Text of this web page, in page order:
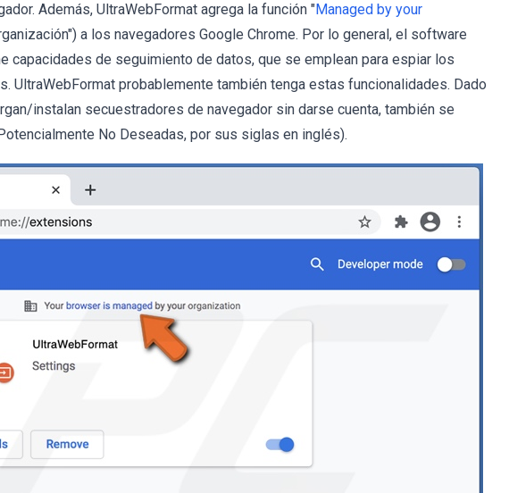
Además, UltraWebFormat agrega la función "Managed by your
a los navegadores Google Chrome. Por lo general, el software
capacidades de seguimiento de datos, que se emplean para espiar los
UltraWebFormat probablemente también tenga estas funcionalidades. Dado
instalan secuestradores de navegador sin darse cuenta, también se
No Deseadas, por sus siglas en inglés).